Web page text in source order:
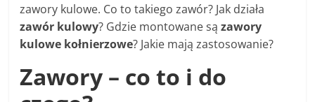
zawory kulowe. Co to takiego zawór? Jak działa
zawór kulowy? Gdzie montowane sązawory
kulowe kołnierzowe? Jakie mają zastosowanie?
Zawory – co to i do